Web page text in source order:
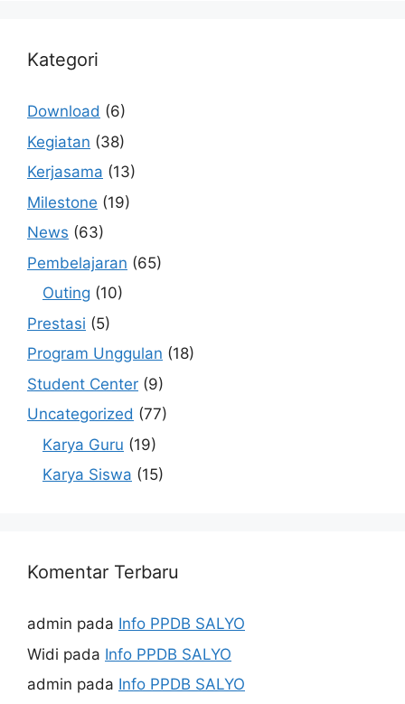
Kategori
Download (6)
Kegiatan (38)
Kerjasama (13)
Milestone (19)
News (63)
Pembelajaran (65)
Outing (10)
Prestasi (5)
Program Unggulan (18)
Student Center (9)
Uncategorized (77)
Karya Guru (19)
Karya Siswa (15)
Komentar Terbaru
admin pada Info PPDB SALYO
Widi pada Info PPDB SALYO
admin pada Info PPDB SALYO